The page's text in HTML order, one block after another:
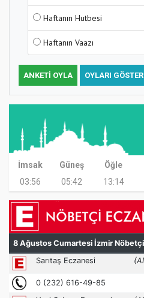
Haftanın Hutbesi
Haftanın Vaazı
ANKETI OYLA OYLARI GÖSTER
İmsak Güneş Öğle
03:56
05:42 13:14